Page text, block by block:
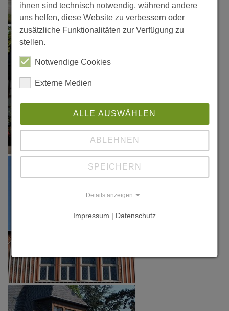
ihnen sind technisch notwendig, während andere
uns helfen, diese Website zu verbessern oder
zusätzliche Funktionalitäten zur Verfügung zu
stellen.
Notwendige Cookies
Externe Medien
ALLE AUSWÄHLEN
ABLEHNEN
SPEICHERN
Details anzeigen
Impressum | Datenschutz